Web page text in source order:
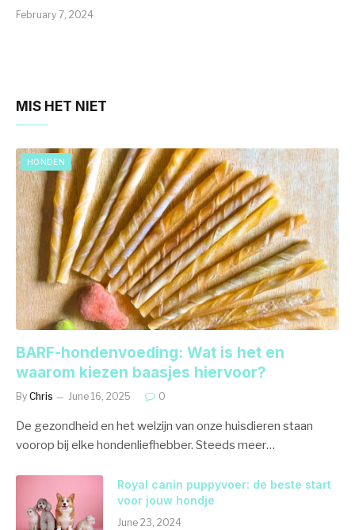
February 7, 2024
MIS HET NIET
HONDEN
BARF-hondenvoeding: Wat is het en
waarom kiezen baasjes hiervoor?
By Chris June 16, 2025 0
De gezondheid en het welzijn van onze huisdieren staan
voorop bij elke hondenliefhebber. Steeds meer…
Royal canin puppyvoer: de beste start
voor jouw hondje
June 23, 2024